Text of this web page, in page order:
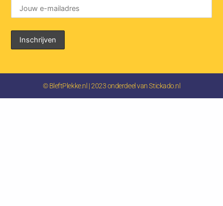
© BleftPlekke.nl | 2023 onderdeel van Stickado.nl